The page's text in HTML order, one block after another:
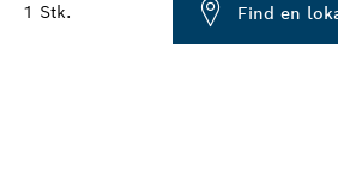
1 Stk. Find en